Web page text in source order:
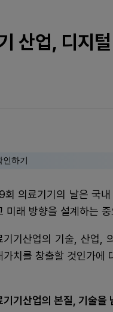
산업, 디지
하기
회 의료기기의 날은 국
미래 방향을 설계하는
기기산업의 기술, 산업,
가치를 창출할 것인가에
기기산업의 본질, 기술을